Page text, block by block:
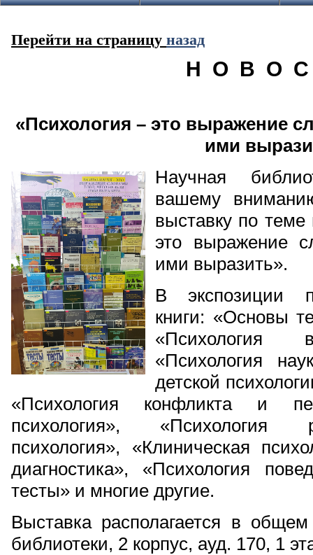
Перейти на страницу назад
Н О В О
«Психология – это выражение
ими
Научная
вашему
выставку по теме
это выражение
ими выразить».
В экспозиции
книги: «Основы
«Психология
«Психология
детской
«Психология конфликта и
психология», «Психология
психология», «Клиническая
диагностика», «Психология
тесты» и многие другие.
Выставка располагается в
библиотеки, 2 корпус, ауд. 170, 1